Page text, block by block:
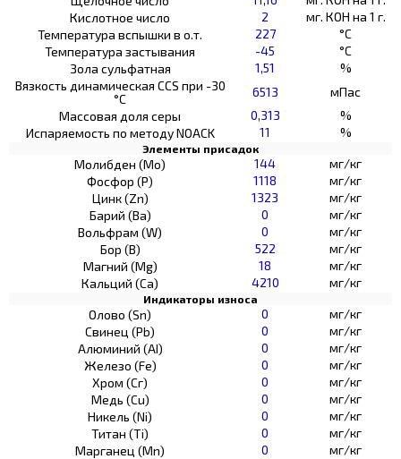
Кислотное число
2
мг. КОН на 1 г.
Температура вспышки в о.т.
227
°C
Температура застывания
-45
°C
Зола сульфатная
1,51
%
Вязкость динамическая CCS при -30
°С
6513
мПас
Массовая доля серы
0,313
%
Испаряемость по методу NOACK
11 %
Элементы присадок
Молибден (Мо) 144
мг/кг
Фосфор (Р)
1118
мг/кг
Цинк (Zn)
1323
мг/кг
Барий (Ва)
0
мг/кг
Вольфрам (W)
0
мг/кг
Бор (В)
522
мг/кг
Магний (Mg)
18
мг/кг
Кальций (Са)
4210 мг/кг
Индикаторы износа
Олово (Sn) 0
мг/кг
Свинец (Pb)
0
мг/кг
Алюминий (AI)
0
мг/кг
Железо (Fe)
0
мг/кг
Хром (Сг)
0
мг/кг
Медь (Cu)
0
мг/кг
Никель (Ni)
0
мг/кг
Титан (Ti)
0
мг/кг
Марганец (Mn)
0
мг/кг